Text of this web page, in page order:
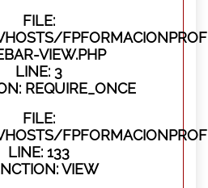
FILE:
VIEW.PHP
LINE: 3
REQUIRE_ONCE
FILE:
LINE: 133
VIEW